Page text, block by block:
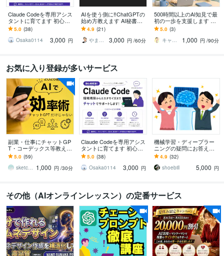
Claude Codeを専用アシス
タントに育てます 初心者
大歓迎！環境構築や用途
に合うルール・スキルを
作成します
5.0 (38)
Osaka0114
3,000 円
AIを使う側に‼ChatGPTの
始め方教えます AI秘書
化！ChatGPT使いこなし
術/基礎からリスキリング
4.9 (21)
やまさん＠生き方の知恵
3,000 円 /60分
500時間以上のAI知見で最
初の一歩を支援します 主
要3社500時間以上の実体
験で、AI選びから使い道
まで
5.0 (3)
キャリアコンサルタント＋プラス
1,000 円 /90分
お気に入り登録が多いサービス
副業・仕事にチャットGP
T・コーデックス等教えま
す SNS自動可・業務効率
・制作など Codex他の厳
選AI
5.0 (59)
sketchnews 1,000 円 /30分
Claude Codeを専用アシス
タントに育てます 初心者
大歓迎！環境構築や用途
に合うルール・スキルを
作成します
5.0 (38)
Osaka0114
3,000 円
機械学習・ディープラー
ニングの疑問にお答えし
ます 京都大学で博士号取
得後、アメリカ研究者経
験者がお手伝い
4.9 (32)
shoebill
5,000 円
その他（AIオンラインレッスン）の定番サービス